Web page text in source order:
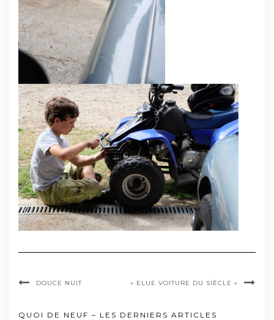
DOUCE NUIT « ELUE VOITURE DU SIÈCLE »
QUOI DE NEUF – LES DERNIERS ARTICLES